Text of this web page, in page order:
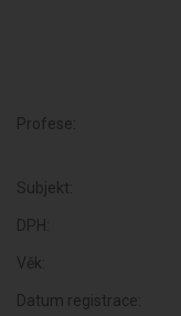
Profese:
Subjekt:
DPH:
Věk:
Datum registrace: